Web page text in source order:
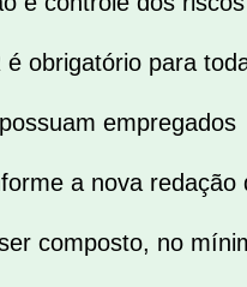
obrigatório para
empregados
a nova redação
composto, no